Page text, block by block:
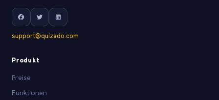
support@quizado.com
Produkt
Preise
Funktionen